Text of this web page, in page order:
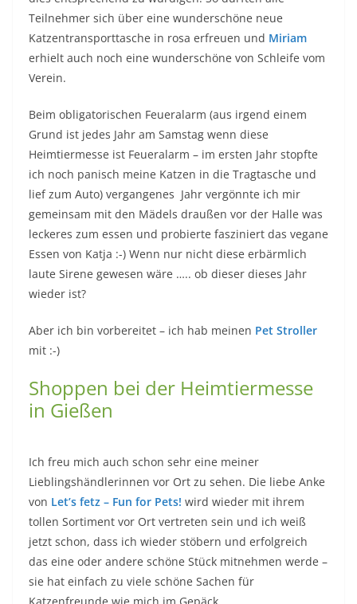
Teilnehmer sich über eine wunderschöne neue
Katzentransporttasche in rosa erfreuen und Miriam
erhielt auch noch eine wunderschöne von Schleife vom
Verein.
Beim obligatorischen Feueralarm (aus irgend einem
Grund ist jedes Jahr am Samstag wenn diese
Heimtiermesse ist Feueralarm – im ersten Jahr stopfte
ich noch panisch meine Katzen in die Tragtasche und
lief zum Auto) vergangenes Jahr vergönnte ich mir
gemeinsam mit den Mädels draußen vor der Halle was
leckeres zum essen und probierte fasziniert das vegane
Essen von Katja :-) Wenn nur nicht diese erbärmlich
laute Sirene gewesen wäre ….. ob dieser dieses Jahr
wieder ist?
Aber ich bin vorbereitet – ich hab meinen Pet Stroller
mit :-)
Shoppen bei der Heimtiermesse
in Gießen
Ich freu mich auch schon sehr eine meiner
Lieblingshändlerinnen vor Ort zu sehen. Die liebe Anke
von Let’s fetz – Fun for Pets! wird wieder mit ihrem
tollen Sortiment vor Ort vertreten sein und ich weiß
jetzt schon, dass ich wieder stöbern und erfolgreich
das eine oder andere schöne Stück mitnehmen werde –
sie hat einfach zu viele schöne Sachen für